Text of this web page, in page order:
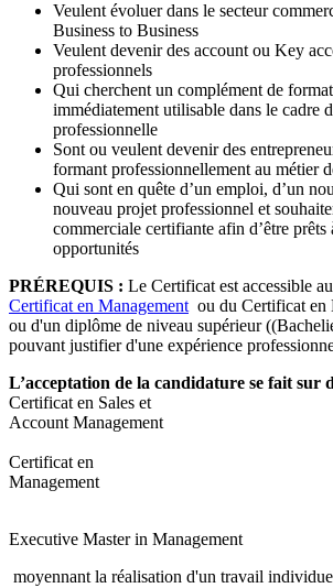
Veulent évoluer dans le secteur
Business to Business
Veulent devenir des account ou Key
professionnels
Qui cherchent un complément de
immédiatement utilisable dans le cadre
professionnelle
Sont ou veulent devenir des
formant professionnellement au métier
Qui sont en quête d’un emploi, d’un
nouveau projet professionnel et
commerciale certifiante afin d’être prêts
opportunités
PRÉREQUIS : Le Certificat est accessible
Certificat en Managementou du Certificat en
ou d'un diplôme de niveau supérieur
pouvant justifier d'une expérience
L’acceptation de la candidature se fait sur
Certificat en Sales et
Account Management
Certificat en
Management
Executive Master in Management
moyennant la réalisation d'un travail